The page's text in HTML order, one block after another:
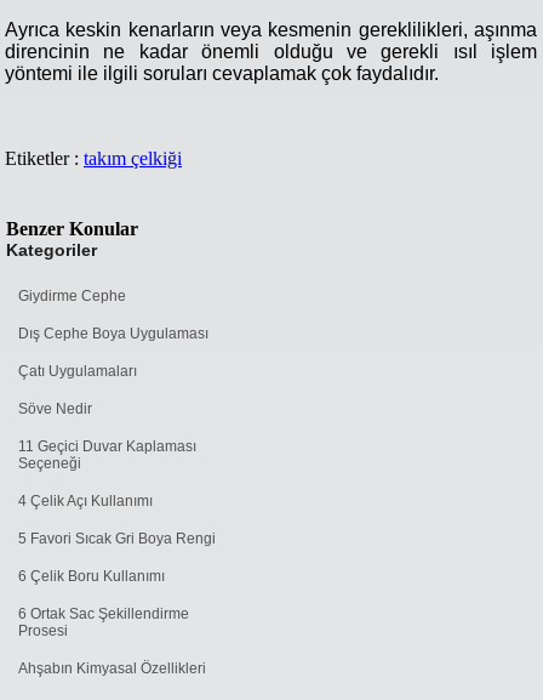
Ayrıca keskin kenarların veya kesmenin gereklilikleri, aşınma
direncinin ne kadar önemli olduğu ve gerekli ısıl işlem
yöntemi ile ilgili soruları cevaplamak çok faydalıdır.
Etiketler : takım çelkiği
Benzer Konular
Kategoriler
Giydirme Cephe
Dış Cephe Boya Uygulaması
Çatı Uygulamaları
Söve Nedir
11 Geçici Duvar Kaplaması
Seçeneği
4 Çelik Açı Kullanımı
5 Favori Sıcak Gri Boya Rengi
6 Çelik Boru Kullanımı
6 Ortak Sac Şekillendirme
Prosesi
Ahşabın Kimyasal Özellikleri